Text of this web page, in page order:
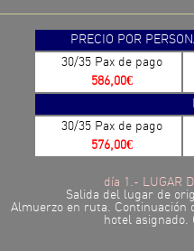
PRECIO POR
30/35 Pax de pago
586,00€
30/35 Pax de pago
576,00€
día 1.- LUGAR
Salida del lugar de
Almuerzo en ruta. Continuación
hotel asignado.